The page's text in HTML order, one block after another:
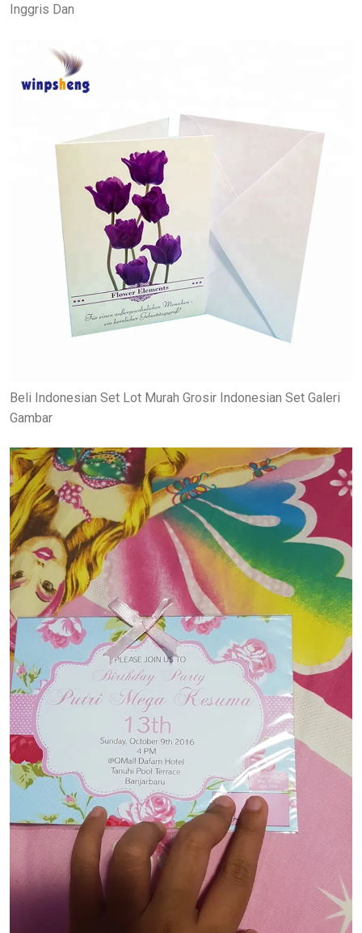
Inggris Dan
Beli Indonesian Set Lot Murah Grosir Indonesian Set Galeri
Gambar